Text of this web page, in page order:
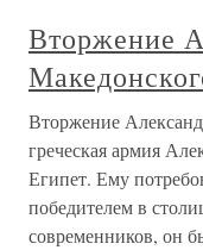
Вторжение
Вторжение
греческая армия
Египет. Ему
победителем в
современников, он